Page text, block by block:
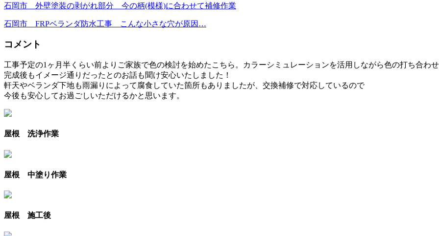
石岡市 外壁塗装の剥がれ部分 今の柄(模様)に合わせて補修作業
石岡市 FRPベランダ防水工事 こんな小さな穴が原因…
コメント
工事予定の1ヶ月半くらい前よりご家族で色の検討を始めたこちら。カラーシミュレーションを活用しながら色の打ち合わせ
完成後もイメージ通りだったとのお話も聞け安心いたしました！
軒天やベランダ下地も雨漏りによって腐食していた箇所もありましたが、交換補修で対応しているので
今後も安心してお過ごしいただけるかと思います。
屋根 洗浄作業
屋根 中塗り作業
屋根 施工後